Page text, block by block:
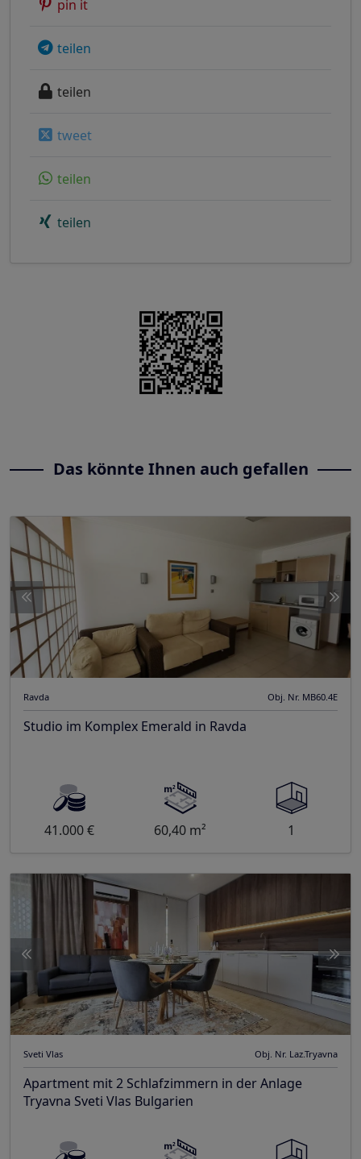
pin it
teilen
teilen
tweet
teilen
teilen
Das könnte Ihnen auch gefallen
Ravda Obj. Nr. MB60.4E
Studio im Komplex Emerald in Ravda
41.000 € 60,40 m² 1
Sveti Vlas Obj. Nr. Laz.Tryavna
Apartment mit 2 Schlafzimmern in der Anlage
Tryavna Sveti Vlas Bulgarien